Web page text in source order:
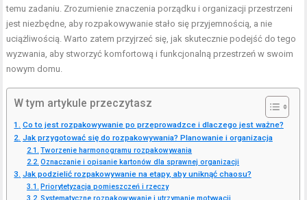
temu zadaniu. Zrozumienie znaczenia porządku i organizacji przestrzeni
jest niezbędne, aby rozpakowywanie stało się przyjemnością, a nie
uciążliwością. Warto zatem przyjrzeć się, jak skutecznie podejść do tego
wyzwania, aby stworzyć komfortową i funkcjonalną przestrzeń w swoim
nowym domu.
W tym artykule przeczytasz
Co to jest rozpakowywanie po przeprowadzce i dlaczego jest ważne?
Jak przygotować się do rozpakowywania? Planowanie i organizacja
Tworzenie harmonogramu rozpakowywania
Oznaczanie i opisanie kartonów dla sprawnej organizacji
Jak podzielić rozpakowywanie na etapy, aby uniknąć chaosu?
Priorytetyzacja pomieszczeń i rzeczy